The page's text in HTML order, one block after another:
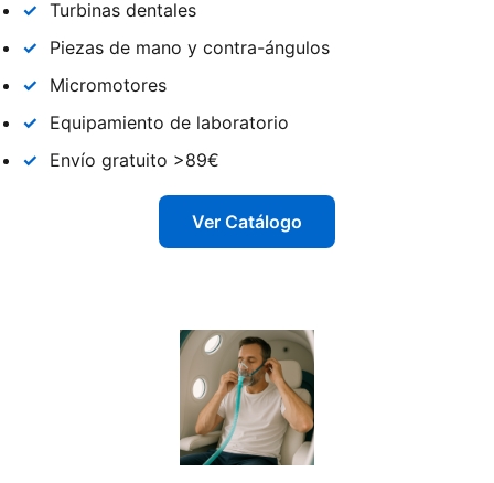
✓ Turbinas dentales
✓
Piezas de mano y contra-ángulos
✓
Micromotores
✓
Equipamiento de laboratorio
✓
Envío gratuito >89€
Ver Catálogo